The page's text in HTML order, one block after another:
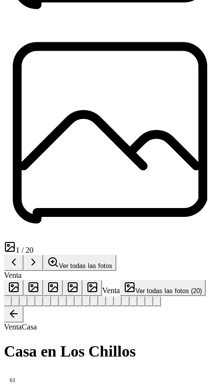
1 /20
Ver todas las fotos
Venta
Venta
Ver todas las fotos (20)
VentaCasa
Casa en Los Chillos
61